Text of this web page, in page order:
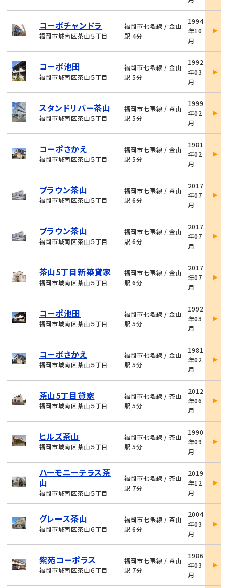
コーポチャンドラ
福岡市城南区茶山５丁目
福岡市七隈線 / 金山
駅 4分
1994
年10
月
詳
コーポ池田
福岡市城南区茶山５丁目
福岡市七隈線 / 金山
駅 5分
1992
年03
月
詳
スタンドリバー茶山
福岡市城南区茶山５丁目
福岡市七隈線 / 茶山
駅 5分
1999
年02
月
詳
コーポさかえ
福岡市城南区茶山５丁目
福岡市七隈線 / 金山
駅 5分
1981
年02
月
詳
ブラウン茶山
福岡市城南区茶山５丁目
福岡市七隈線 / 茶山
駅 6分
2017
年07
月
詳
ブラウン茶山
福岡市城南区茶山５丁目
福岡市七隈線 / 金山
駅 6分
2017
年07
月
詳
茶山5丁目新築貸家
福岡市城南区茶山５丁目
福岡市七隈線 / 金山
駅 6分
2017
年07
月
詳
コーポ池田
福岡市城南区茶山５丁目
福岡市七隈線 / 金山
駅 5分
1992
年03
月
詳
コーポさかえ
福岡市城南区茶山５丁目
福岡市七隈線 / 金山
駅 5分
1981
年02
月
詳
茶山5丁目貸家
福岡市城南区茶山５丁目
福岡市七隈線 / 茶山
駅 5分
2012
年06
月
詳
ヒルズ茶山
福岡市城南区茶山５丁目
福岡市七隈線 / 茶山
駅 5分
1990
年09
月
詳
ハーモニーテラス茶
山
福岡市城南区茶山５丁目
福岡市七隈線 / 茶山
駅 7分
2019
年12
月
詳
グレース茶山
福岡市城南区茶山６丁目
福岡市七隈線 / 茶山
駅 6分
2004
年03
月
詳
紫苑コーポラス
福岡市城南区茶山６丁目
福岡市七隈線 / 茶山
駅 7分
1986
年03
月
詳